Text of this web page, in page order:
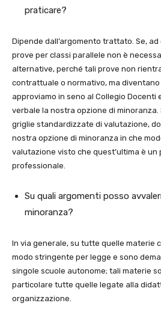
praticare?
Dipende dall’argomento trattato. Se,
prove per classi parallele non è
alternative, perché tali prove non
contrattuale o normativo, ma diventano
approviamo in seno al Collegio Docenti
verbale la nostra opzione di minoranza.
griglie standardizzate di valutazione,
nostra opzione di minoranza in che
valutazione visto che quest’ultima è un
professionale.
Su quali argomenti posso
minoranza?
In via generale, su tutte quelle materie
modo stringente per legge e sono
singole scuole autonome; tali materie
particolare tutte quelle legate alla
organizzazione.